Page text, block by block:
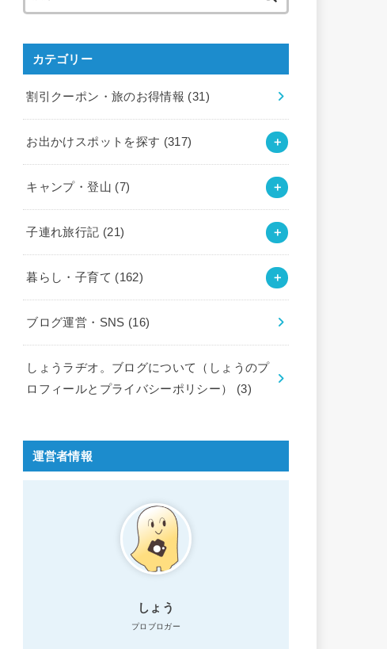
カテゴリー
割引クーポン・旅のお得情報 (31)
お出かけスポットを探す (317)
キャンプ・登山 (7)
子連れ旅行記 (21)
暮らし・子育て (162)
ブログ運営・SNS (16)
しょうラヂオ。ブログについて（しょうのプ
ロフィールとプライバシーポリシー） (3)
運営者情報
しょう
プロブロガー